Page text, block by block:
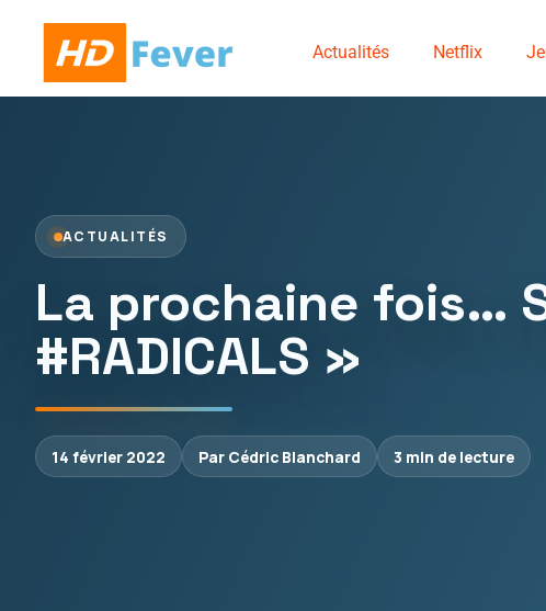
Actualités Netflix
ACTUALITÉS
La prochaine fois…
#RADICALS »
14 février 2022 Par Cédric Blanchard 3 min de lecture